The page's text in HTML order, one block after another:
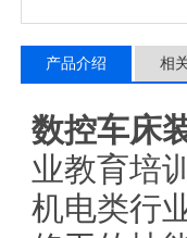
产品介绍 相
数控车床
业教育培
机电类行